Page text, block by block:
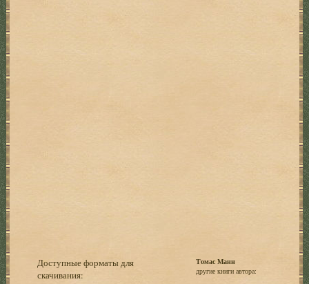
Доступные форматы для
скачивания:
Томас Манн
другие книги автора: